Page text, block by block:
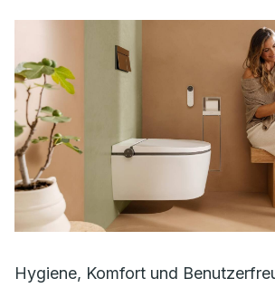
Hygiene, Komfort und